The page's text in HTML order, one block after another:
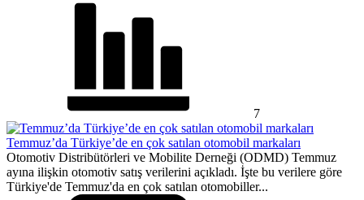
7
Temmuz’da Türkiye’de en çok satılan otomobil markaları
Otomotiv Distribütörleri ve Mobilite Derneği (ODMD) Temmuz
ayına ilişkin otomotiv satış verilerini açıkladı. İşte bu verilere göre
Türkiye'de Temmuz'da en çok satılan otomobiller...